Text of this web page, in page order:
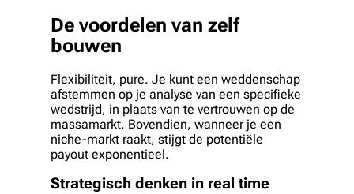
De voordelen van zelf
bouwen
Flexibiliteit, pure. Je kunt een weddenschap
afstemmen op je analyse van een specifieke
wedstrijd, in plaats van te vertrouwen op de
massamarkt. Bovendien, wanneer je een
niche-markt raakt, stijgt de potentiële
payout exponentieel.
Strategisch denken in real time